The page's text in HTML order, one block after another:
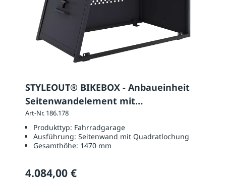
STYLEOUT® BIKEBOX - Anbaueinheit
Seitenwandelement mit
Quadratlochung
Art-Nr. 186.178
Produkttyp: Fahrradgarage
Ausführung: Seitenwand mit Quadratlochung
Gesamthöhe: 1470 mm
4.084,00 €